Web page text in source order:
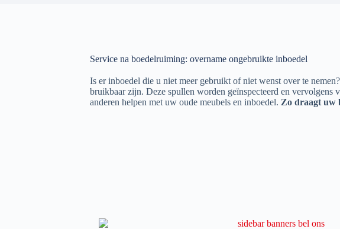
Service na boedelruiming: overname ongebruikte inboedel
Is er inboedel die u niet meer gebruikt of niet wenst over te
bruikbaar zijn. Deze spullen worden geïnspecteerd en
anderen helpen met uw oude meubels en inboedel. Zo draagt uw